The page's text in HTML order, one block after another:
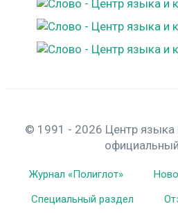
© 1991 - 2026 Центр языка
Журнал «Полиглот»
Специальный раздел